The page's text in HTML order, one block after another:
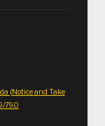
(Notice and Take
790